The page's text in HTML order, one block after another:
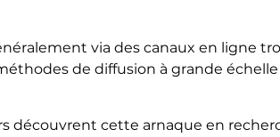
via des canaux en ligne
de diffusion à grande
découvrent cette arnaque en